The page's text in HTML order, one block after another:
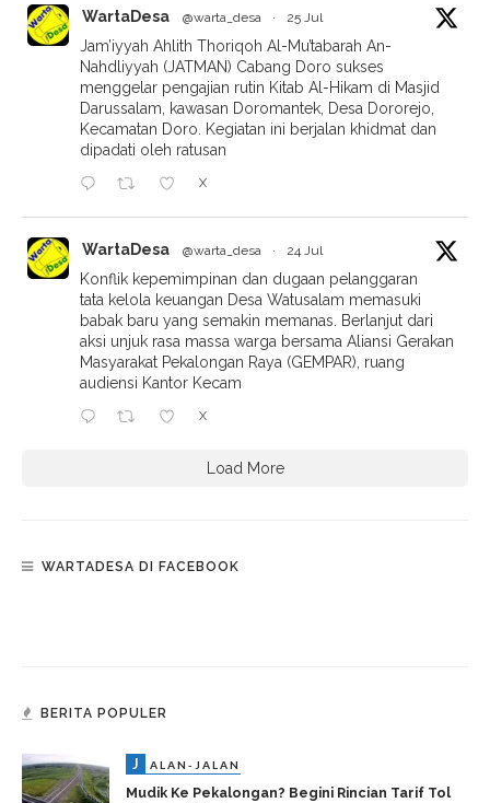
WartaDesa @warta_desa · 25 Jul
Jam’iyyah Ahlith Thoriqoh Al-Mu’tabarah An-
Nahdliyyah (JATMAN) Cabang Doro sukses
menggelar pengajian rutin Kitab Al-Hikam di Masjid
Darussalam, kawasan Doromantek, Desa Dororejo,
Kecamatan Doro. Kegiatan ini berjalan khidmat dan
dipadati oleh ratusan
X
WartaDesa @warta_desa · 24 Jul
Konflik kepemimpinan dan dugaan pelanggaran
tata kelola keuangan Desa Watusalam memasuki
babak baru yang semakin memanas. Berlanjut dari
aksi unjuk rasa massa warga bersama Aliansi Gerakan
Masyarakat Pekalongan Raya (GEMPAR), ruang
audiensi Kantor Kecam
X
Load More
WARTADESA DI FACEBOOK
BERITA POPULER
J ALAN-JALAN
Mudik Ke Pekalongan? Begini Rincian Tarif Tol